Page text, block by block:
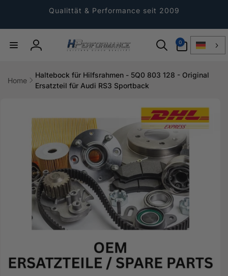
Qualittät & Performance seit 2009
Einloggen
0
Artikel
Home
Haltebock für Hilfsrahmen - 5Q0 803 128 - Original
Ersatzteil für Audi RS3 Sportback